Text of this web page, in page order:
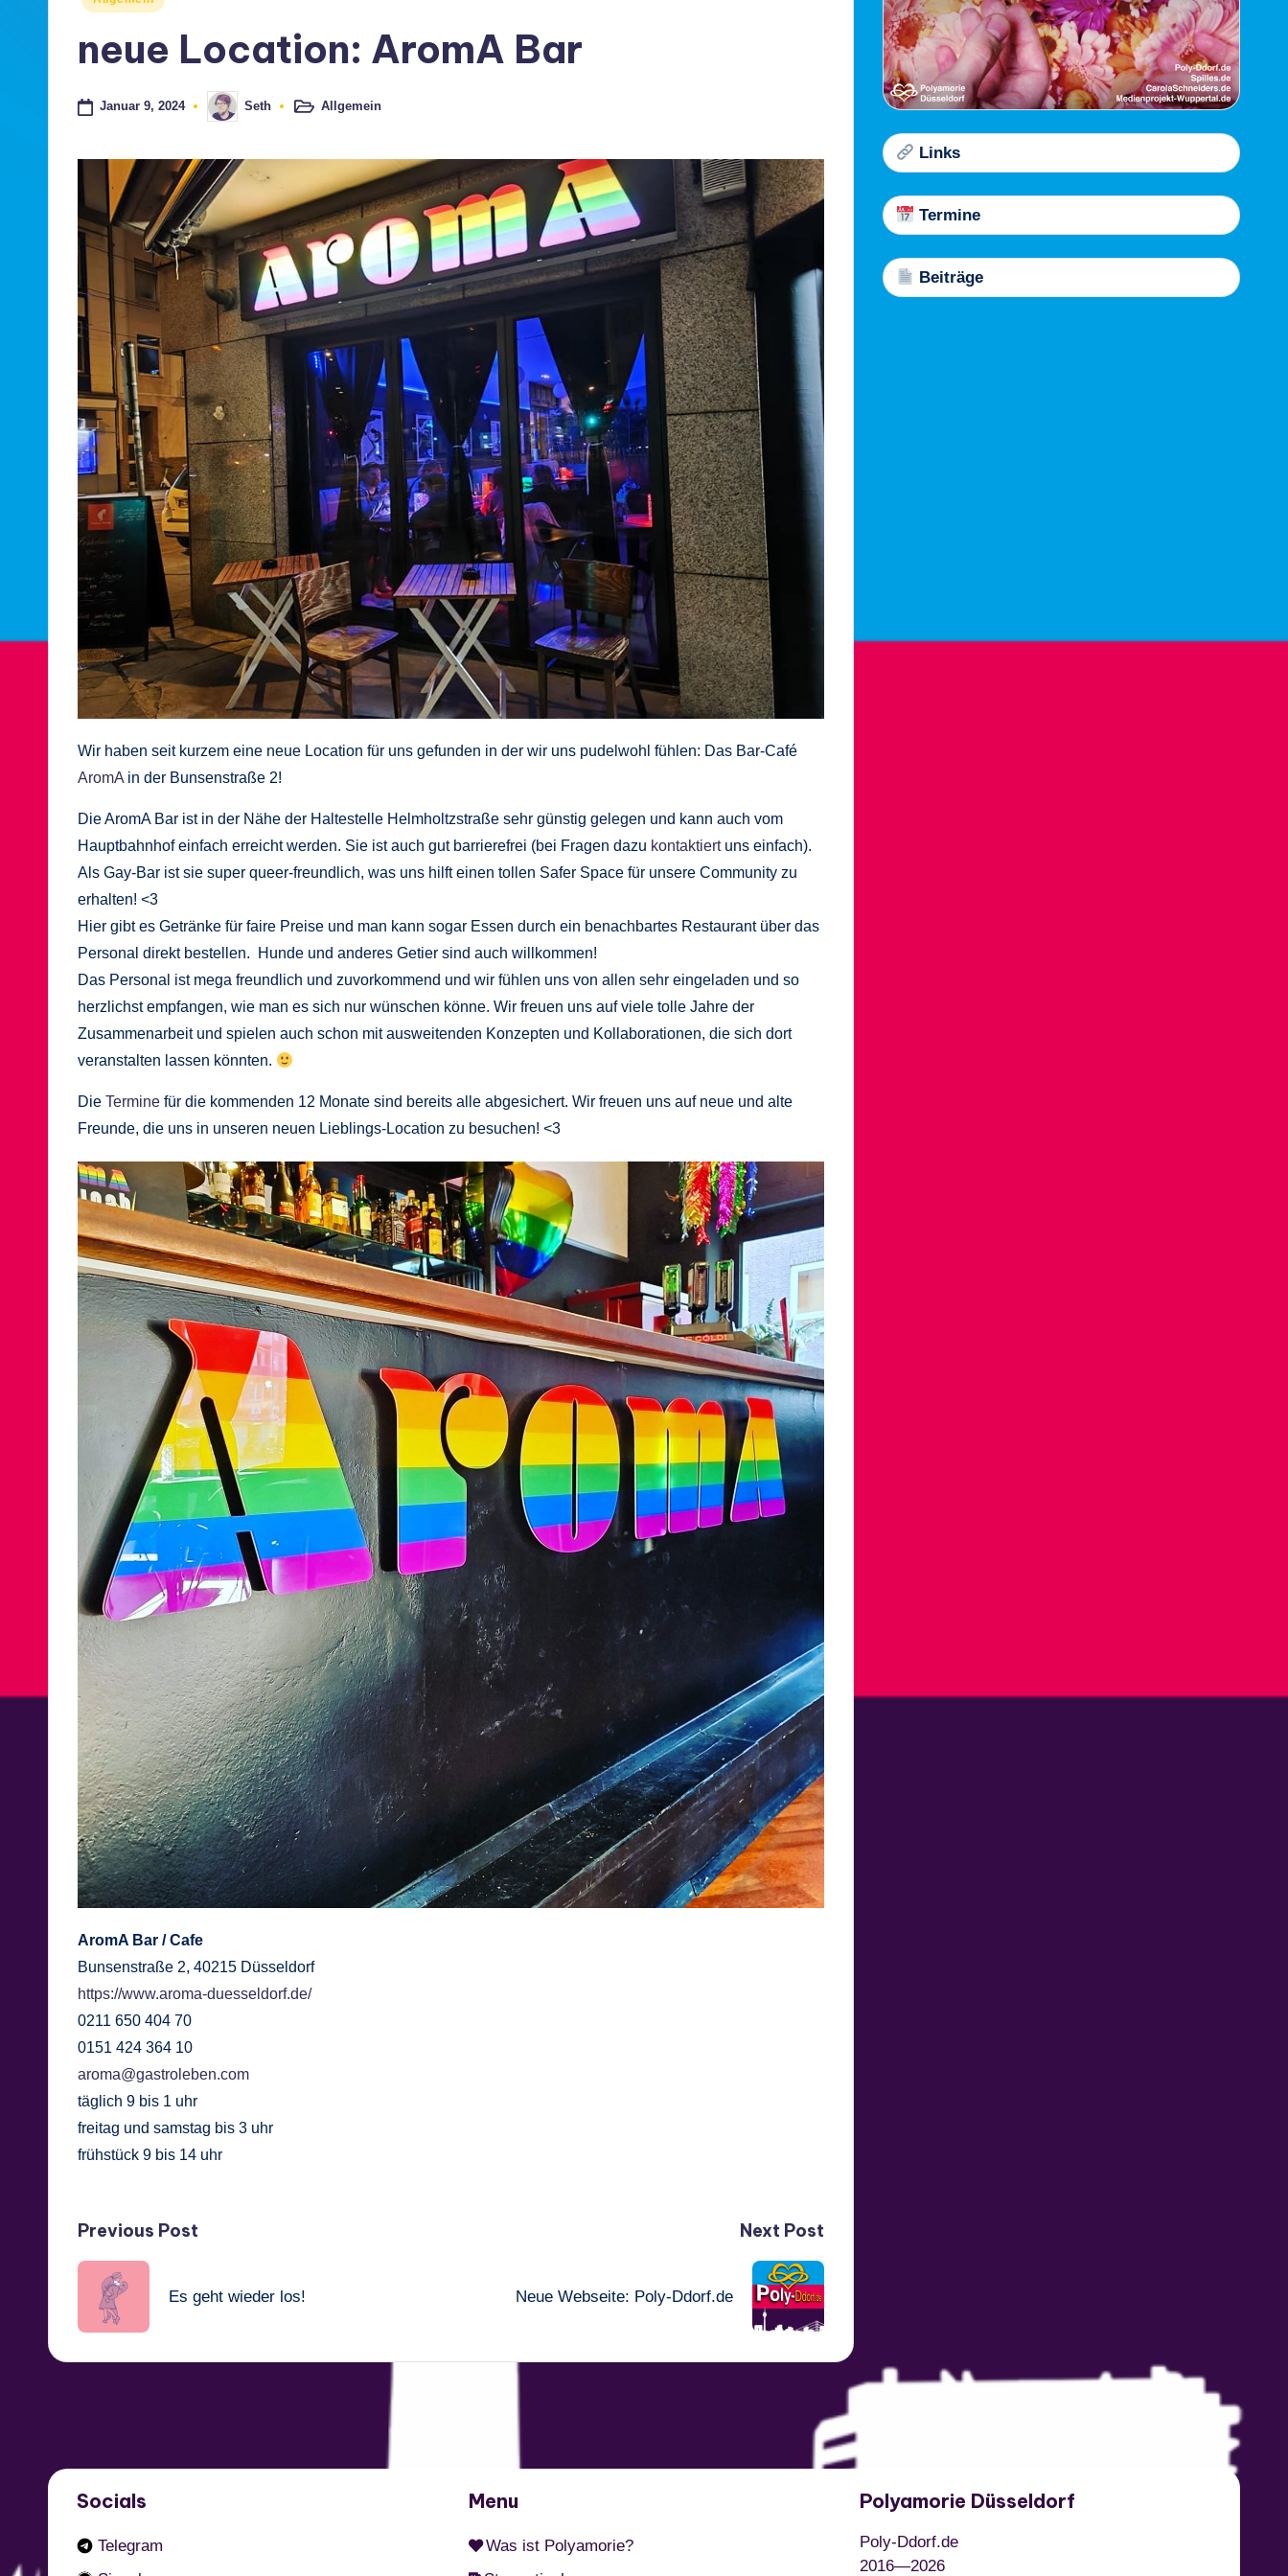
neue Location: AromA Bar
Januar 9, 2024
Posted
by
Seth
PostedAllgemein
Wir haben seit kurzem eine neue Location für uns gefunden in der wir uns pudelwohl fühlen: Das Bar-Café
AromA in der Bunsenstraße 2!
Die AromA Bar ist in der Nähe der Haltestelle Helmholtzstraße sehr günstig gelegen und kann auch vom
Hauptbahnhof einfach erreicht werden. Sie ist auch gut barrierefrei (bei Fragen dazu kontaktiertuns einfach).
Als Gay-Bar ist sie super queer-freundlich, was uns hilft einen tollen Safer Space für unsere Community zu
erhalten! <3
Hier gibt es Getränke für faire Preise und man kann sogar Essen durch ein benachbartes Restaurant über das
Personal direkt bestellen. Hunde und anderes Getier sind auch willkommen!
Das Personal ist mega freundlich und zuvorkommend und wir fühlen uns von allen sehr eingeladen und so
herzlichst empfangen, wie man es sich nur wünschen könne. Wir freuen uns auf viele tolle Jahre der
Zusammenarbeit und spielen auch schon mit ausweitenden Konzepten und Kollaborationen, die sich dort
veranstalten lassen könnten.
Die Termine für die kommenden 12 Monate sind bereits alle abgesichert. Wir freuen uns auf neue und alte
Freunde, die uns in unseren neuen Lieblings-Location zu besuchen! <3
AromA Bar / Cafe
Bunsenstraße 2, 40215 Düsseldorf
https://www.aroma-duesseldorf.de/
0211 650 404 70
0151 424 364 10
aroma@gastroleben.com
​täglich 9 bis 1 uhr
freitag und samstag bis 3 uhr
frühstück 9 bis 14 uhr
Post
navigation
Previous Post
Es geht wieder los!
Next Post
Neue Webseite: Poly-Ddorf.de
Links
Termine
Beiträge
Socials
Telegram
Menu
Was ist Polyamorie?
Polyamorie Düsseldorf
Poly-Ddorf.de
2016—2026